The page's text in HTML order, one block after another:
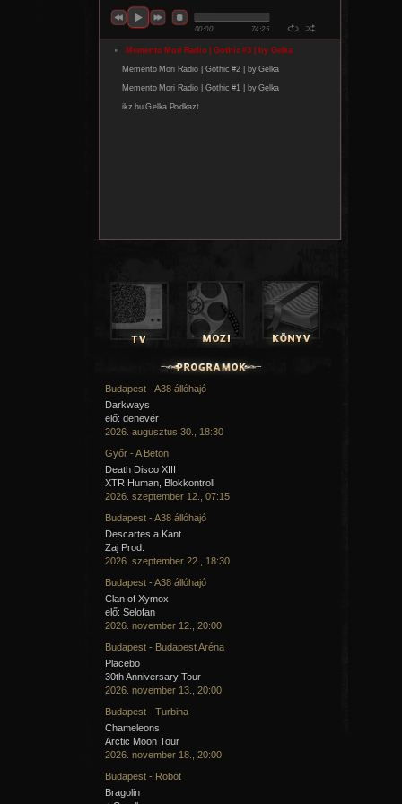
Budapest - A38 állóhajó
Darkways
elő: denevér
2026. augusztus 30., 18:30
Győr - A Beton
Death Disco XIII
XTR Human, Blokkontroll
2026. szeptember 12., 07:15
Budapest - A38 állóhajó
Descartes a Kant
Zaj Prod.
2026. szeptember 22., 18:30
Budapest - A38 állóhajó
Clan of Xymox
elő: Selofan
2026. november 12., 20:00
Budapest - Budapest Aréna
Placebo
30th Anniversary Tour
2026. november 13., 20:00
Budapest - Turbina
Chameleons
Arctic Moon Tour
2026. november 18., 20:00
Budapest - Robot
Bragolin